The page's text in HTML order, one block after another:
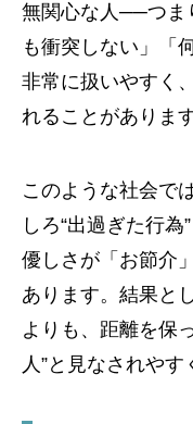
無関心な人──つま
も衝突しない」「
非常に扱いやすく
れることがあります
このような社会で
しろ“出過ぎた行
優しさが「お節介
あります。結果と
よりも、距離を保
人”と見なされやす